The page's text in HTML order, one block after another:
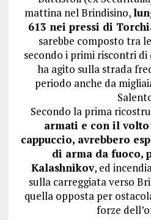
mattina nel Brindisino,
613 nei pressi di
sarebbe composto tra
secondo i primi riscontri di
ha agito sulla strada
periodo anche da
Secondo la prima
armati e con il volto
cappuccio, avrebbero
di arma da fuoco,
Kalashnikov, ed
sulla carreggiata verso
quella opposta per
forze